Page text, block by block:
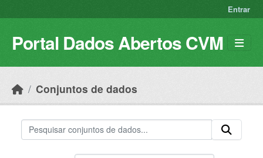
Entrar
Portal Dados Abertos CVM
Conjuntos de dados